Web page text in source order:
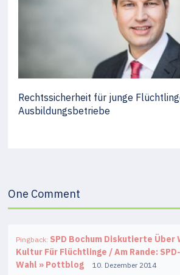
Rechtssicherheit für junge
Ausbildungsbetriebe
One Comment
Pingback: SPD Bochum Diskutierte Über
Kultur Für Flüchtlinge / Am Rande:
Wahl » Pottblog
10. Dezember 2014